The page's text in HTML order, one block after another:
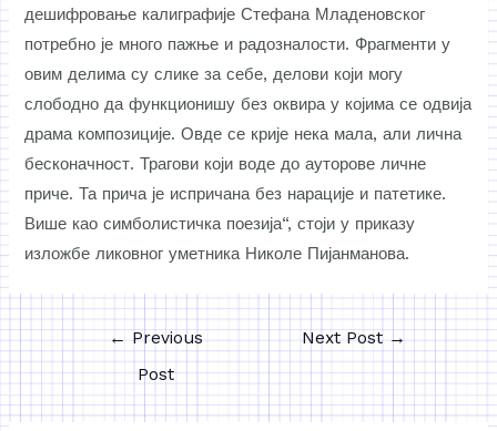
дешифровање калиграфије Стефана Младеновског
потребно је много пажње и радозналости. Фрагменти у
овим делима су слике за себе, делови који могу
слободно да функционишу без оквира у којима се одвија
драма композиције. Овде се крије нека мала, али лична
бесконачност. Трагови који воде до ауторове личне
приче. Та прича је испричана без нарације и патетике.
Више као симболистичка поезија“, стоји у приказу
изложбе ликовног уметника Николе Пијанманова.
← Previous
Post
Next Post →